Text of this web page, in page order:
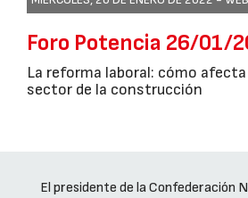
Foro Potencia 26/01/
La reforma laboral: cómo afecta
sector de la construcción
El presidente de la Confederación